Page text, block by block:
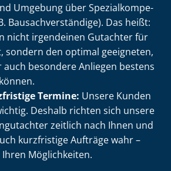
Umgebung über Spe­zi­al­kom­pe­
Bau­sach­ver­stän­di­ge). Das heißt:
nicht irgendeinen Gutachter für
sondern den optimal geeigneten,
auch besondere Anliegen bestens
Termine: Unsere Kunden
Deshalb richten sich unsere
zeitlich nach Ihnen und
kurzfristige Aufträge wahr –
Ihren Möglichkeiten.